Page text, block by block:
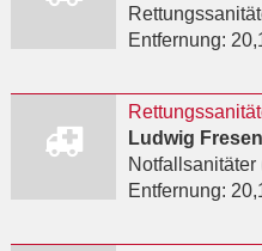
Entfernung:
Ludwig
Notfallsanitäter
Entfernung: